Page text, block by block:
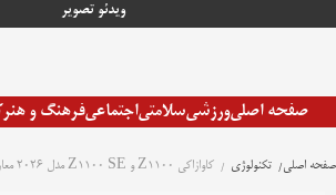
ویدئو تصویر
صفحه اصلیورزشیسلامتیاجتماعیفرهنگ و هنر
صفحه اصلی تکنولوژی کاوازاکی Z1100 و Z1100 SE مدل ۲۰۲۶ معارفه شدند_آفتاب وطن